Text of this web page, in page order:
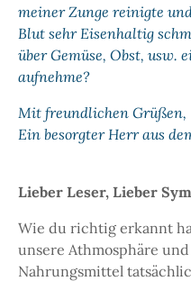
meiner Zunge reinigte
Blut sehr Eisenhaltig
über Gemüse, Obst, usw.
aufnehme?
Mit freundlichen Grüßen,
Ein besorgter Herr aus
Lieber Leser, Lieber
Wie du richtig erkannt
unsere Athmosphäre
Nahrungsmittel